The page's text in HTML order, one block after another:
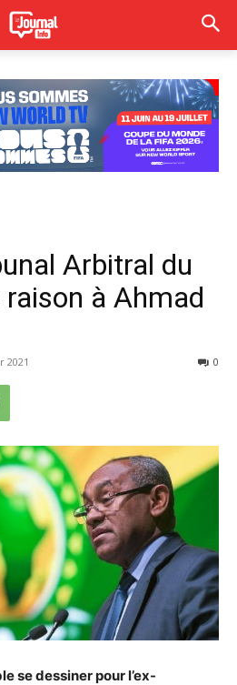
Arbitral du
à Ahmad
2021 0
se dessiner pour l’ex-